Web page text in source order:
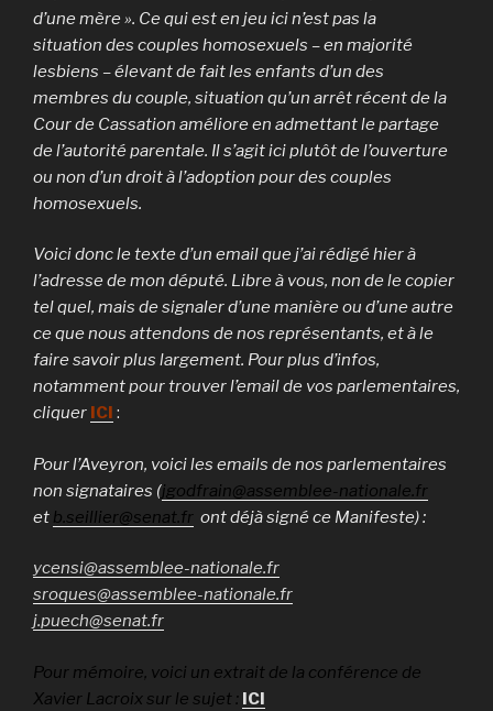
d’une mère ». Ce qui est en jeu ici n’est pas la
situation des couples homosexuels – en majorité
lesbiens – élevant de fait les enfants d’un des
membres du couple, situation qu’un arrêt récent de la
Cour de Cassation améliore en admettant le partage
de l’autorité parentale. Il s’agit ici plutôt de l’ouverture
ou non d’un droit à l’adoption pour des couples
homosexuels.
Voici donc le texte d’un email que j’ai rédigé hier à
l’adresse de mon député. Libre à vous, non de le copier
tel quel, mais de signaler d’une manière ou d’une autre
ce que nous attendons de nos représentants, et à le
faire savoir plus largement. Pour plus d’infos,
notamment pour trouver l’email de vos parlementaires,
cliquer ICI :
Pour l’Aveyron, voici les emails de nos parlementaires
non signataires (jgodfrain@assemblee-nationale.fr
et b.seillier@senat.fr ont déjà signé ce Manifeste):
ycensi@assemblee-nationale.fr
sroques@assemblee-nationale.fr
j.puech@senat.fr
Pour mémoire, voici un extrait de la conférence de
Xavier Lacroix sur le sujet : ICI